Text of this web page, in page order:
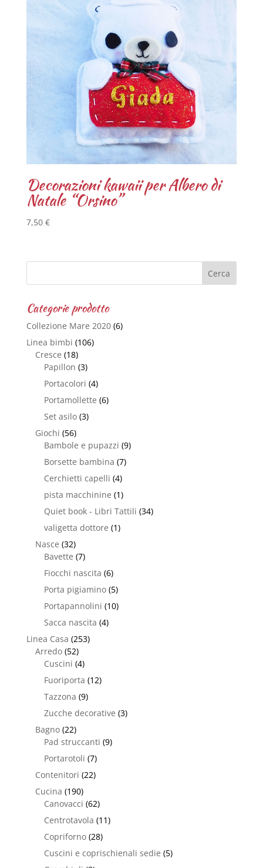
Decorazioni kawaii per Albero di
Natale “Orsino”
7,50 €
Categorie prodotto
Collezione Mare 2020 (6)
Linea bimbi (106)
Cresce (18)
Papillon (3)
Portacolori (4)
Portamollette (6)
Set asilo (3)
Giochi (56)
Bambole e pupazzi (9)
Borsette bambina (7)
Cerchietti capelli (4)
pista macchinine (1)
Quiet book - Libri Tattili (34)
valigetta dottore (1)
Nasce (32)
Bavette (7)
Fiocchi nascita (6)
Porta pigiamino (5)
Portapannolini (10)
Sacca nascita (4)
Linea Casa (253)
Arredo (52)
Cuscini (4)
Fuoriporta (12)
Tazzona (9)
Zucche decorative (3)
Bagno (22)
Pad struccanti (9)
Portarotoli (7)
Contenitori (22)
Cucina (190)
Canovacci (62)
Centrotavola (11)
Copriforno (28)
Cuscini e coprischienali sedie (5)